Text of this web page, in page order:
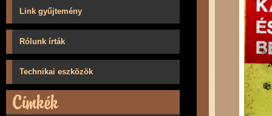
Link gyűjtemény
Rólunk írták
Technikai eszközök